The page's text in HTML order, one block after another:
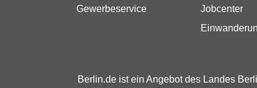
Gewerbeservice
Jobcenter
Berlin.de ist ein Angebot des Landes